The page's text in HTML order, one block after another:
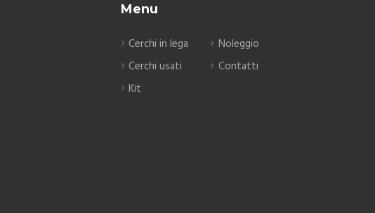
Menu
Cerchi in lega
Cerchi usati
Kit
Noleggio
Contatti